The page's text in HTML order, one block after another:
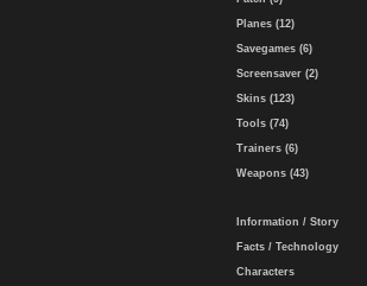
Planes (12)
Savegames (6)
Screensaver (2)
Skins (123)
Tools (74)
Trainers (6)
Weapons (43)
Information / Story
Facts / Technology
Characters